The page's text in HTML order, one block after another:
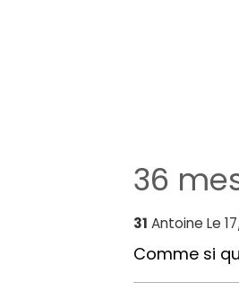
36
31 Antoine Le
Comme si